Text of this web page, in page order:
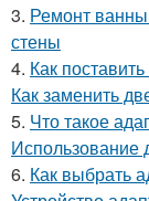
3. Ремонт
стены
4. Как
Как заменить
5. Что такое
Использование
6. Как выбрать